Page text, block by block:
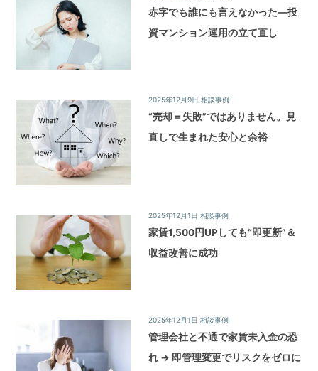
赤字でも誰にも言えなかった—投
資マンション運用の立て直し
2025年12月9日 相談事例
“売却＝失敗”ではありません。見
直しで生まれた安心と余裕
2025年12月1日 相談事例
家賃1,500円UPしても“即更新”＆
収益改善に成功
2025年12月1日 相談事例
管理会社と不通で家賃未入金の恐
れ → 即管理変更でリスクをゼロに